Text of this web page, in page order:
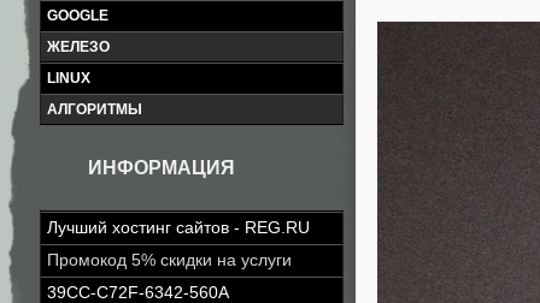
GOOGLE
ЖЕЛЕЗО
LINUX
АЛГОРИТМЫ
ИНФОРМАЦИЯ
Лучший хостинг сайтов - REG.RU
Промокод 5% скидки на услуги
39CC-C72F-6342-560A